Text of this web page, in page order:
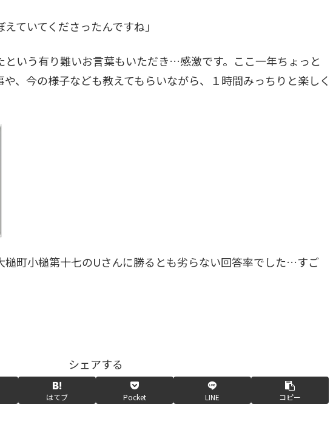
ていてくださったんですね」
という有り難いお言葉もいただき…感激です。ここ一年ちょっと
、今の様子なども教えてもらいながら、１時間みっちりと楽しく
槌町小槌第十七のUさんに勝るとも劣らない回答率でした…すご
シェアする
はてブ Pocket LINE コピー